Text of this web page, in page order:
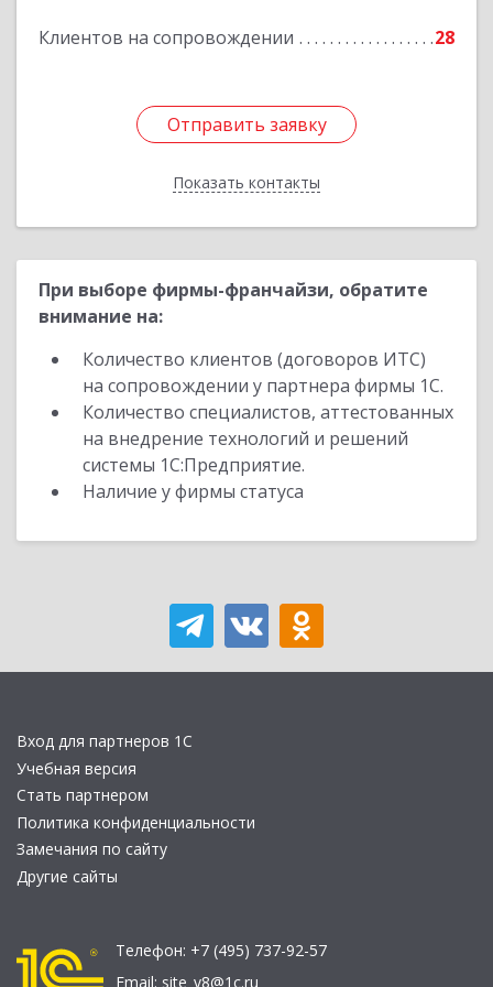
Клиентов на сопровождении 28
Отправить заявку
Показать контакты
Отправить заявку
Назад
При выборе фирмы-франчайзи, обратите
внимание на:
Количество клиентов (договоров ИТС)
на сопровождении у партнера фирмы 1С.
Количество специалистов, аттестованных
на внедрение технологий и решений
системы 1С:Предприятие.
Наличие у фирмы статуса
Вход для партнеров 1С
Учебная версия
Стать партнером
Политика конфиденциальности
Замечания по сайту
Другие сайты
Телефон: +7 (495) 737-92-57
Email: site_v8@1c.ru